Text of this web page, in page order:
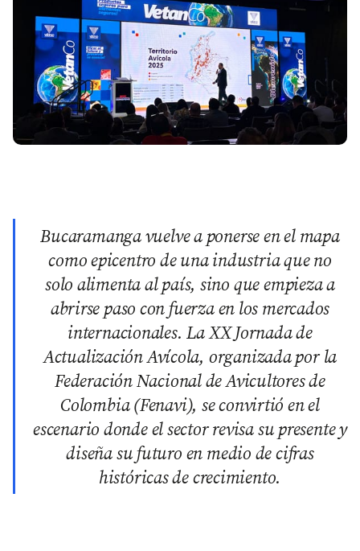
Bucaramanga vuelve a ponerse en el mapa
como epicentro de una industria que no
solo alimenta al país, sino que empieza a
abrirse paso con fuerza en los mercados
internacionales. La XX Jornada de
Actualización Avícola, organizada por la
Federación Nacional de Avicultores de
Colombia (Fenavi), se convirtió en el
escenario donde el sector revisa su presente y
diseña su futuro en medio de cifras
históricas de crecimiento.